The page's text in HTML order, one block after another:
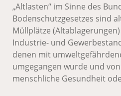
„Altlasten“ im Sinne des
Bodenschutzgesetzes sind
Müllplätze
Industrie- und
denen mit
umgegangen wurde und
menschliche Gesundheit